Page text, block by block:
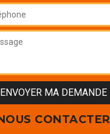
CONTACTER